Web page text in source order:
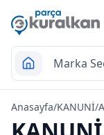
Anasayfa/KANUNİ/